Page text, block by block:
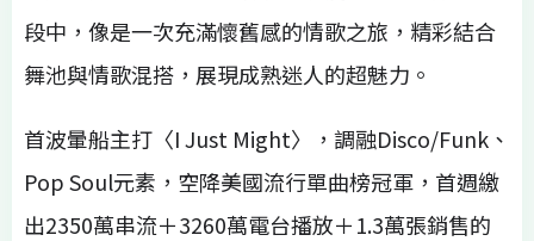
段中，像是一次充滿懷舊感的情歌之旅，精彩結合
舞池與情歌混搭，展現成熟迷人的超魅力。
首波暈船主打〈I Just Might〉，調融Disco/Funk、
Pop Soul元素，空降美國流行單曲榜冠軍，首週繳
出2350萬串流＋3260萬電台播放＋1.3萬張銷售的